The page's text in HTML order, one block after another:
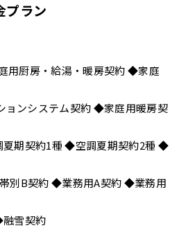
プラン
用厨房・給湯・暖房契約 ◆家庭
ンシステム契約 ◆家庭用暖房契
期契約1種 ◆空調夏期契約2種 ◆
別B契約 ◆業務用A契約 ◆業務用
雪契約